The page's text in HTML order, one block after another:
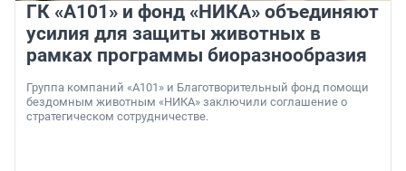
ГК «А101» и фонд «НИКА» объединяют
усилия для защиты животных в
рамках программы биоразнообразия
Группа компаний «А101» и Благотворительный фонд помощи
бездомным животным «НИКА» заключили соглашение о
стратегическом сотрудничестве.